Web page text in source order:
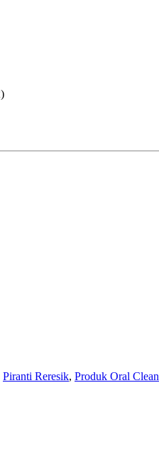
Piranti Reresik, Produk Oral Clean